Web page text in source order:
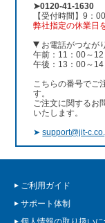
➤0120-41-1630
【受付時間】9：
弊社指定の休業日
お電話がつなが
午前：11：00～
午後：13：00～
こちらの番号でご
す。
ご注文に関するお
いたします。
➤support@jit-
ご利用ガイド
サポート体制